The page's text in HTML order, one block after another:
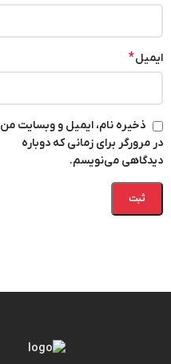
ایمیل*
ذخیره نام، ایمیل و وبسایت من
در مرورگر برای زمانی که دوباره
دیدگاهی می‌نویسم.